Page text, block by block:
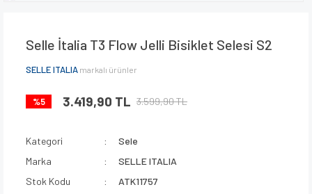
Selle İtalia T3 Flow Jelli Bisiklet Selesi S2
SELLE ITALIA markalı ürünler
%5 3.419,90 TL 3.599,90 TL
Kategori
Sele
Marka
SELLE ITALIA
Stok Kodu
ATK11757